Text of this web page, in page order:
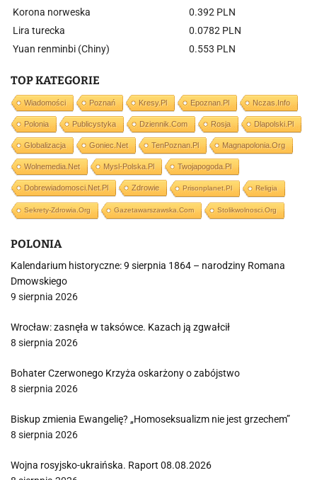
Korona norweska
0.392 PLN
Lira turecka
0.0782 PLN
Yuan renminbi (Chiny)
0.553 PLN
TOP KATEGORIE
Wiadomości Poznań Kresy.pl Epoznan.pl Nczas.info
Polonia Publicystyka Dziennik.com Rosja Dlapolski.pl
Globalizacja Goniec.net TenPoznan.pl Magnapolonia.org
Wolnemedia.net Mysl-Polska.pl Twojapogoda.pl
Dobrewiadomosci.net.pl Zdrowie Prisonplanet.pl Religia
Sekrety-Zdrowia.org Gazetawarszawska.com Stolikwolnosci.org
POLONIA
Kalendarium historyczne: 9 sierpnia 1864 – narodziny Romana
Dmowskiego
9 sierpnia 2026
Wrocław: zasnęła w taksówce. Kazach ją zgwałcił
8 sierpnia 2026
Bohater Czerwonego Krzyża oskarżony o zabójstwo
8 sierpnia 2026
Biskup zmienia Ewangelię? „Homoseksualizm nie jest grzechem”
8 sierpnia 2026
Wojna rosyjsko-ukraińska. Raport 08.08.2026